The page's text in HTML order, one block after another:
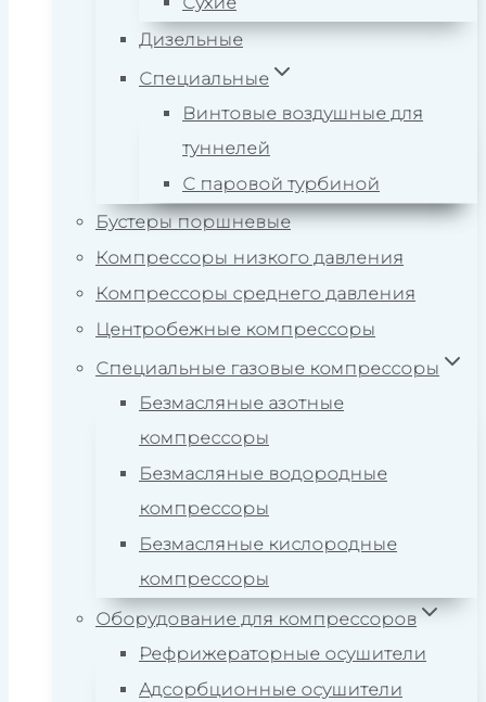
Дизельные
Специальные
Винтовые воздушные для
туннелей
С паровой турбиной
Бустеры поршневые
Компрессоры низкого давления
Компрессоры среднего давления
Центробежные компрессоры
Специальные газовые компрессоры
Безмасляные азотные
компрессоры
Безмасляные водородные
компрессоры
Безмасляные кислородные
компрессоры
Оборудование для компрессоров
Рефрижераторные осушители
Адсорбционные осушители